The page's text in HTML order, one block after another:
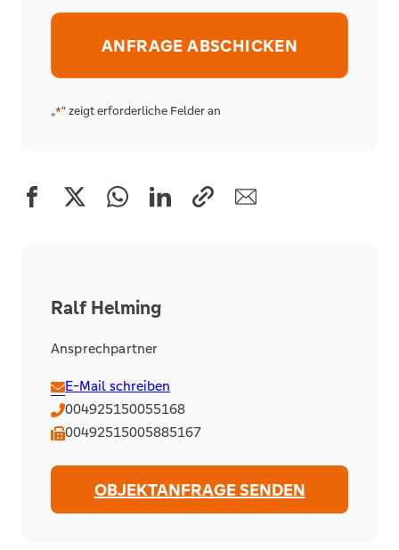
„*“ zeigt erforderliche Felder an
Alternative:
Ralf Helming
Ansprechpartner
E-Mail schreiben
004925150055168
00492515005885167
OBJEKTANFRAGE SENDEN